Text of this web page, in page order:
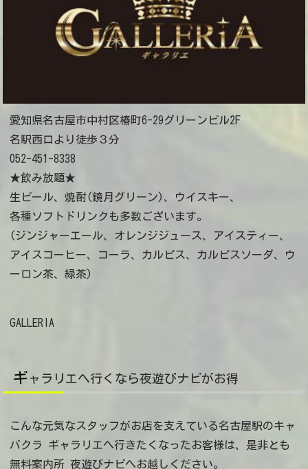
愛知県名古屋市中村区椿町6-29グリーンビル2F
名駅西口より徒歩３分
052-451-8338
★飲み放題★
生ビール、焼酎(鏡月グリーン)、ウイスキー、
各種ソフトドリンクも多数ございます。
(ジンジャーエール、オレンジジュース、アイスティー、
アイスコーヒー、コーラ、カルピス、カルピスソーダ、ウ
ーロン茶、緑茶)
GALLERIA
ギ ャラリエへ行くなら夜遊びナビがお得
こんな元気なスタッフがお店を支えている名古屋駅のキャ
バクラ ギャラリエへ行きたくなったお客様は、是非とも
無料案内所 夜遊びナビへお越しください。